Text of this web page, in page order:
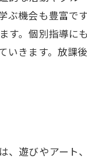
ぶ機会も豊富で
す。個別指導に
きます。放課
、遊びやアート